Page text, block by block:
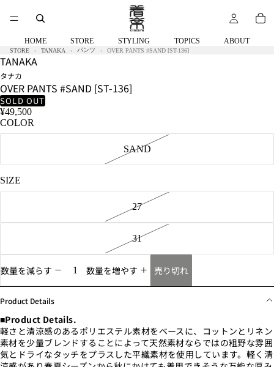
HOME STORE STYLING TOPICS ABOUT
STORE TANAKA パンツ OVER PANTS #SAND [ST-136]
ズ:27
TANAKA
タナカ
OVER PANTS #SAND [ST-136]
SOLD OUT
¥49,500
COLOR
SAND
SIZE
27
31
数量を減らす 数量を増やす 売り切れ
Product Details
■Product Details.
軽さと清涼感のあるポリエステル素材をベースに、コットンとリネン
素材を少量ブレンドすることによって天然素材ならではの粗野な雰囲
気とドライなタッチをプラスした平織素材を使用しています。軽く清